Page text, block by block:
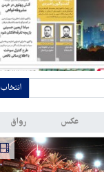
انتخاب
عکس رواق